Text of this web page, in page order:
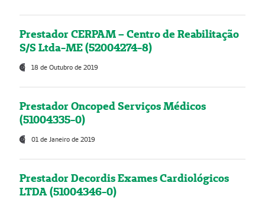
Prestador CERPAM – Centro de Reabilitação
S/S Ltda-ME (52004274-8)
18 de Outubro de 2019
Prestador Oncoped Serviços Médicos
(51004335-0)
01 de Janeiro de 2019
Prestador Decordis Exames Cardiológicos
LTDA (51004346-0)